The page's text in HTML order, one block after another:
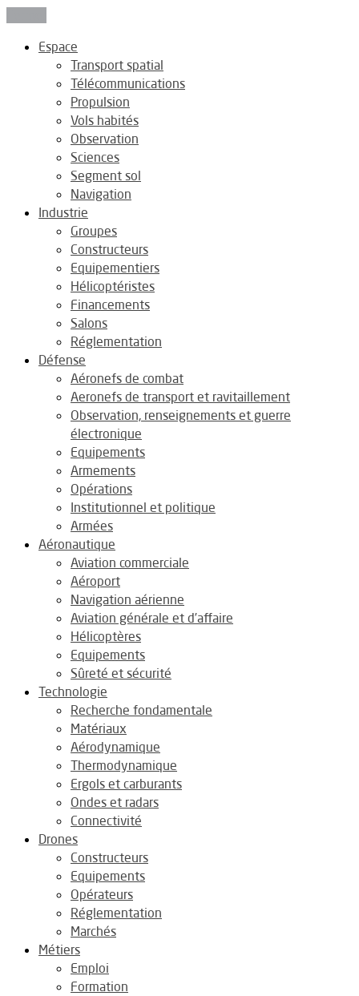
Espace
Transport spatial
Télécommunications
Propulsion
Vols habités
Observation
Sciences
Segment sol
Navigation
Industrie
Groupes
Constructeurs
Equipementiers
Hélicoptéristes
Financements
Salons
Réglementation
Défense
Aéronefs de combat
Aeronefs de transport et ravitaillement
Observation, renseignements et guerre
électronique
Equipements
Armements
Opérations
Institutionnel et politique
Armées
Aéronautique
Aviation commerciale
Aéroport
Navigation aérienne
Aviation générale et d’affaire
Hélicoptères
Equipements
Sûreté et sécurité
Technologie
Recherche fondamentale
Matériaux
Aérodynamique
Thermodynamique
Ergols et carburants
Ondes et radars
Connectivité
Drones
Constructeurs
Equipements
Opérateurs
Réglementation
Marchés
Métiers
Emploi
Formation